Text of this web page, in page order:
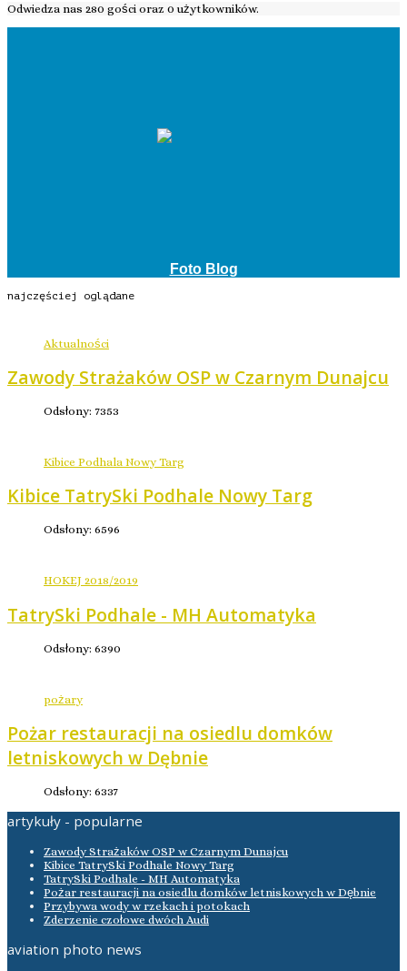
Odwiedza nas 280 gości oraz 0 użytkowników.
Foto Blog
najczęściej oglądane
Aktualności
Zawody Strażaków OSP w Czarnym Dunajcu
Odsłony: 7353
Kibice Podhala Nowy Targ
Kibice TatrySki Podhale Nowy Targ
Odsłony: 6596
HOKEJ 2018/2019
TatrySki Podhale - MH Automatyka
Odsłony: 6390
pożary
Pożar restauracji na osiedlu domków
letniskowych w Dębnie
Odsłony: 6337
artykuły - popularne
Zawody Strażaków OSP w Czarnym Dunajcu
Kibice TatrySki Podhale Nowy Targ
TatrySki Podhale - MH Automatyka
Pożar restauracji na osiedlu domków letniskowych w Dębnie
Przybywa wody w rzekach i potokach
Zderzenie czołowe dwóch Audi
aviation photo news